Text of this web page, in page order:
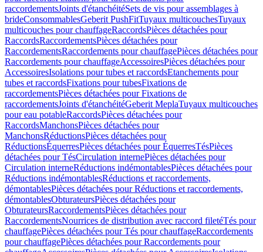
raccordementsJoints d'étanchéitéSets de vis pour assemblages à
brideConsommablesGeberit PushFitTuyaux multicouchesTuyaux
multicouches pour chauffageRaccordsPièces détachées pour
RaccordsRaccordementsPièces détachées pour
RaccordementsRaccordements pour chauffagePièces détachées pour
Raccordements pour chauffageAccessoiresPièces détachées pour
AccessoiresIsolations pour tubes et raccordsEtanchements pour
tubes et raccordsFixations pour tubesFixations de
raccordementsPièces détachées pour Fixations de
raccordementsJoints d'étanchéitéGeberit MeplaTuyaux multicouches
pour eau potableRaccordsPièces détachées pour
RaccordsManchonsPièces détachées pour
ManchonsRéductionsPièces détachées pour
RéductionsÉquerresPièces détachées pour ÉquerresTésPièces
détachées pour TésCirculation internePièces détachées pour
Circulation interneRéductions indémontablesPièces détachées pour
Réductions indémontablesRéductions et raccordements,
démontablesPièces détachées pour Réductions et raccordements,
démontablesObturateursPièces détachées pour
ObturateursRaccordementsPièces détachées pour
RaccordementsNourrices de distribution avec raccord filetéTés pour
chauffagePièces détachées pour Tés pour chauffageRaccordements
pour chauffagePièces détachées pour Raccordements pour